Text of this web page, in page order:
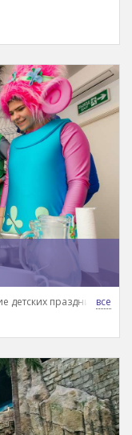
детских праздников,